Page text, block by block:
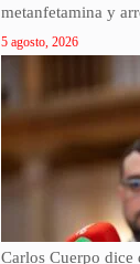
metanfetamina y
5 agosto, 2026
Carlos Cuerpo dice